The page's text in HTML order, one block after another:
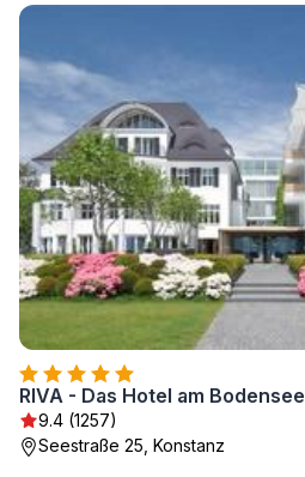
RIVA - Das Hotel am Bodensee
9.4 (1257)
Seestraße 25, Konstanz